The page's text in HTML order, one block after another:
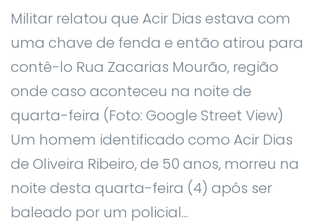
Militar relatou que Acir Dias estava com
uma chave de fenda e então atirou para
contê-lo Rua Zacarias Mourão, região
onde caso aconteceu na noite de
quarta-feira (Foto: Google Street View)
Um homem identificado como Acir Dias
de Oliveira Ribeiro, de 50 anos, morreu na
noite desta quarta-feira (4) após ser
baleado por um policial...